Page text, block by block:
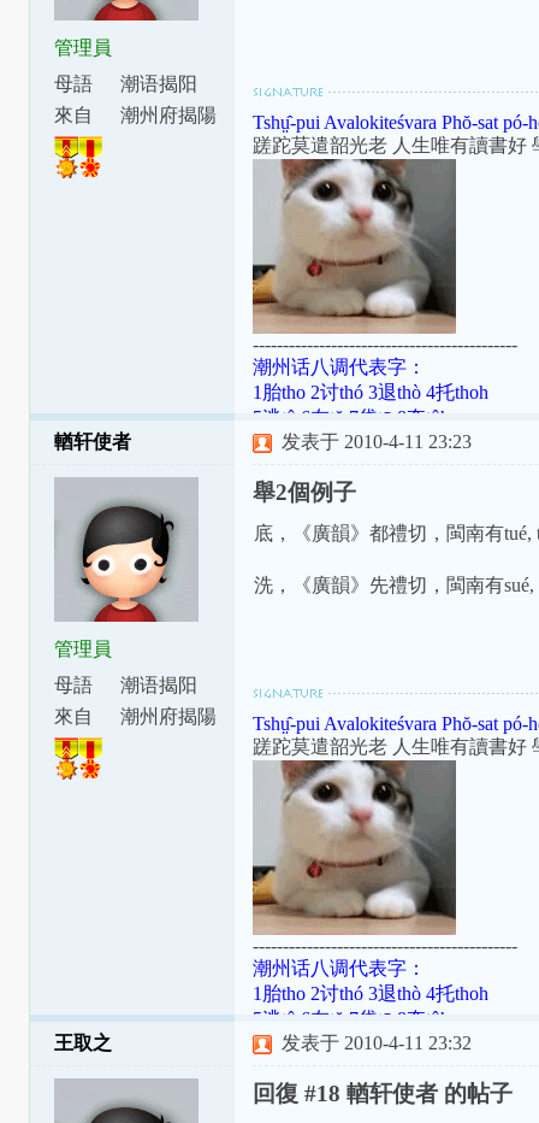
管理員
母語
潮语揭阳
腔
來自
潮州府揭陽
Tshṳ̂-pui Avalokiteśvara Phŏ-sat pó-
蹉跎莫遣韶光老 人生唯有讀書好
--------------------------------------------
潮州话八调代表字：
1胎tho 2讨thó 3退thò 4托thoh
5逃tô 6在tŏ 7袋tō 8夺tôh
潮罗特殊变体：[ɯ]=ṳ=ur；
[aʔ8]=âh=a̍h；[ts]=ts=ch；
輶轩使者
管理員
母語
潮语揭阳
腔
來自
潮州府揭陽
发表于 2010-4-11 23:23
舉2個例子
底，《廣韻》都禮切，閩南有
洗，《廣韻》先禮切，閩南有
Tshṳ̂-pui Avalokiteśvara Phŏ-sat pó-
蹉跎莫遣韶光老 人生唯有讀書好
--------------------------------------------
潮州话八调代表字：
1胎tho 2讨thó 3退thò 4托thoh
5逃tô 6在tŏ 7袋tō 8夺tôh
潮罗特殊变体：[ɯ]=ṳ=ur；
[aʔ8]=âh=a̍h；[ts]=ts=ch；
王取之 发表于 2010-4-11 23:32
回復 #18 輶轩使者 的帖子